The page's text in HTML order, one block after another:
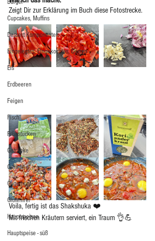
Burger
Cupcakes, Muffins
Dessert Komponenten
Eingelegtes, Eingekochtes, Dörren
Eis
Erdbeeren
Feigen
Fisch
Frühstücken
Getränke
Germteig
Gugelhupf
Glutenfrei
Hauptspeisen
Hauptspeise - süß
Zeigt Dir zur Erklärung im Buch diese Fotostrecke.
Voila, fertig ist das Shakshuka ❤️
Mit frischen Kräutern serviert, ein Traum 👌💪